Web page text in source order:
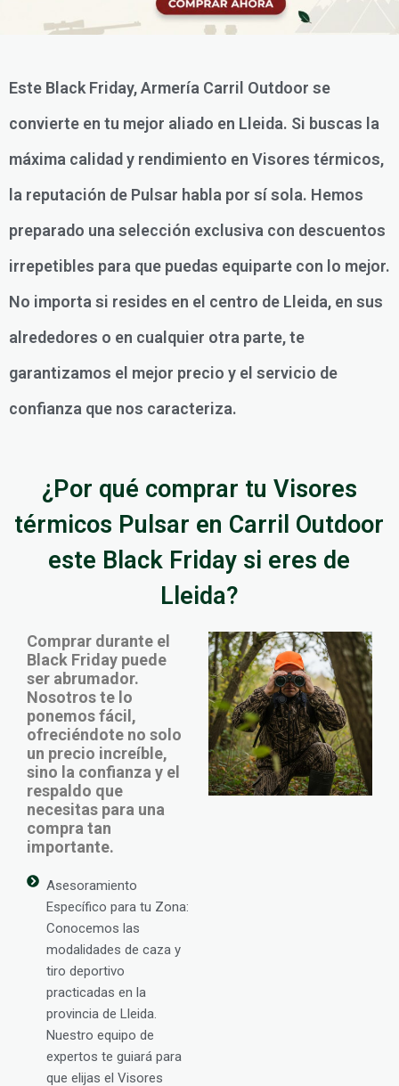
Este Black Friday, Armería Carril Outdoor se
convierte en tu mejor aliado en Lleida. Si buscas la
máxima calidad y rendimiento en Visores térmicos,
la reputación de Pulsar habla por sí sola. Hemos
preparado una selección exclusiva con descuentos
irrepetibles para que puedas equiparte con lo mejor.
No importa si resides en el centro de Lleida, en sus
alrededores o en cualquier otra parte, te
garantizamos el mejor precio y el servicio de
confianza que nos caracteriza.
¿Por qué comprar tu Visores
térmicos Pulsar en Carril Outdoor
este Black Friday si eres de
Lleida?
Comprar durante el
Black Friday puede
ser abrumador.
Nosotros te lo
ponemos fácil,
ofreciéndote no solo
un precio increíble,
sino la confianza y el
respaldo que
necesitas para una
compra tan
importante.
Asesoramiento
Específico para tu Zona:
Conocemos las
modalidades de caza y
tiro deportivo
practicadas en la
provincia de Lleida.
Nuestro equipo de
expertos te guiará para
que elijas el Visores